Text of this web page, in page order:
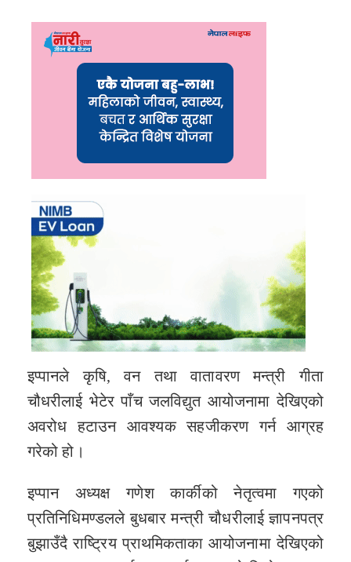
इप्पानले कृषि, वन तथा वातावरण मन्त्री गीता
चौधरीलाई भेटेर पाँच जलविद्युत आयोजनामा देखिएको
अवरोध हटाउन आवश्यक सहजीकरण गर्न आग्रह
गरेको हो।
इप्पान अध्यक्ष गणेश कार्कीको नेतृत्वमा गएको
प्रतिनिधिमण्डलले बुधबार मन्त्री चौधरीलाई ज्ञापनपत्र
बुझाउँदै राष्ट्रिय प्राथमिकताका आयोजनामा देखिएको